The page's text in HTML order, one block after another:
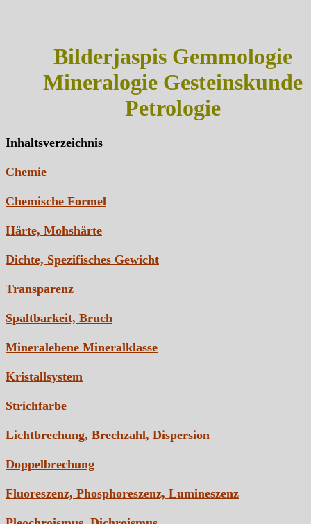
Bilderjaspis Gemmologie
Mineralogie Gesteinskunde
Petrologie
Inhaltsverzeichnis
Chemie
Chemische Formel
Härte, Mohshärte
Dichte, Spezifisches Gewicht
Transparenz
Spaltbarkeit, Bruch
Mineralebene Mineralklasse
Kristallsystem
Strichfarbe
Lichtbrechung, Brechzahl, Dispersion
Doppelbrechung
Fluoreszenz, Phosphoreszenz, Lumineszenz